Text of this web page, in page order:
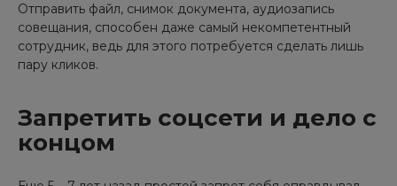
Отправить файл, снимок документа, аудиозапись
совещания, способен даже самый некомпетентный
сотрудник, ведь для этого потребуется сделать лишь
пару кликов.
Запретить соцсети и дело с
концом